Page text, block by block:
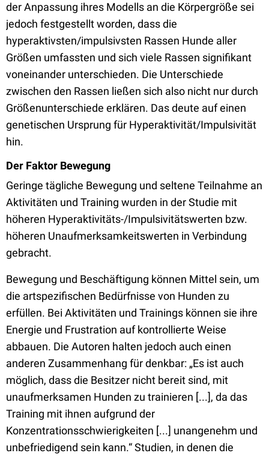
der Anpassung ihres Modells an die Körpergröße sei
jedoch festgestellt worden, dass die
hyperaktivsten/impulsivsten Rassen Hunde aller
Größen umfassten und sich viele Rassen signifikant
voneinander unterschieden. Die Unterschiede
zwischen den Rassen ließen sich also nicht nur durch
Größenunterschiede erklären. Das deute auf einen
genetischen Ursprung für Hyperaktivität/Impulsivität
hin.
Der Faktor Bewegung
Geringe tägliche Bewegung und seltene Teilnahme an
Aktivitäten und Training wurden in der Studie mit
höheren Hyperaktivitäts-/Impulsivitätswerten bzw.
höheren Unaufmerksamkeitswerten in Verbindung
gebracht.
Bewegung und Beschäftigung können Mittel sein, um
die artspezifischen Bedürfnisse von Hunden zu
erfüllen. Bei Aktivitäten und Trainings können sie ihre
Energie und Frustration auf kontrollierte Weise
abbauen. Die Autoren halten jedoch auch einen
anderen Zusammenhang für denkbar: „Es ist auch
möglich, dass die Besitzer nicht bereit sind, mit
unaufmerksamen Hunden zu trainieren [...], da das
Training mit ihnen aufgrund der
Konzentrationsschwierigkeiten [...] unangenehm und
unbefriedigend sein kann.“ Studien, in denen die